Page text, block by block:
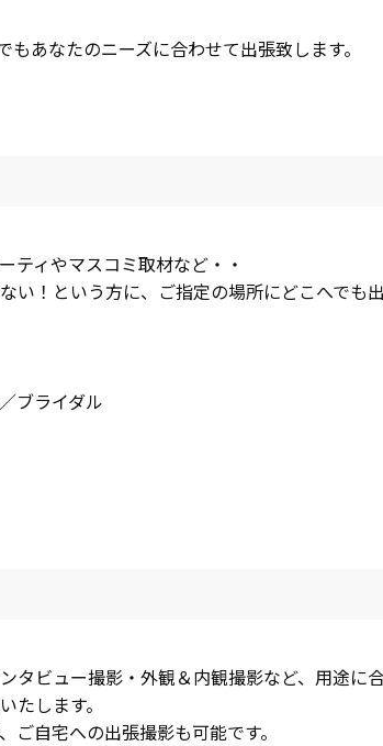
あなたのニーズに合わせて出張致します。
ティやマスコミ取材など・・
い！という方に、ご指定の場所にどこへでも出
ブライダル
タビュー撮影・外観＆内観撮影など、用途に
たします。
自宅への出張撮影も可能です。